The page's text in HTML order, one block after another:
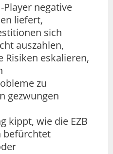
Player negative
liefert,
sich
auszahlen,
Risiken eskalieren,
zu
gezwungen
kippt, wie die EZB
befürchtet